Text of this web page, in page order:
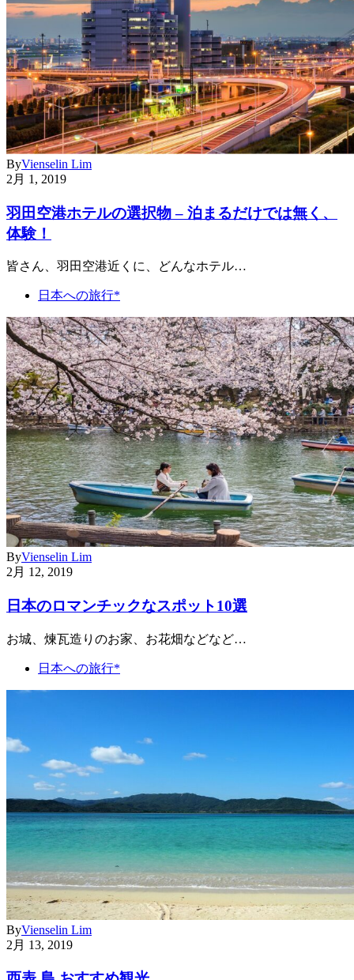
ByVienselin Lim
2月 1, 2019
羽田空港ホテルの選択物 – 泊まるだけでは無く、
体験！
皆さん、羽田空港近くに、どんなホテル…
日本への旅行*
ByVienselin Lim
2月 12, 2019
日本のロマンチックなスポット10選
お城、煉瓦造りのお家、お花畑などなど…
日本への旅行*
ByVienselin Lim
2月 13, 2019